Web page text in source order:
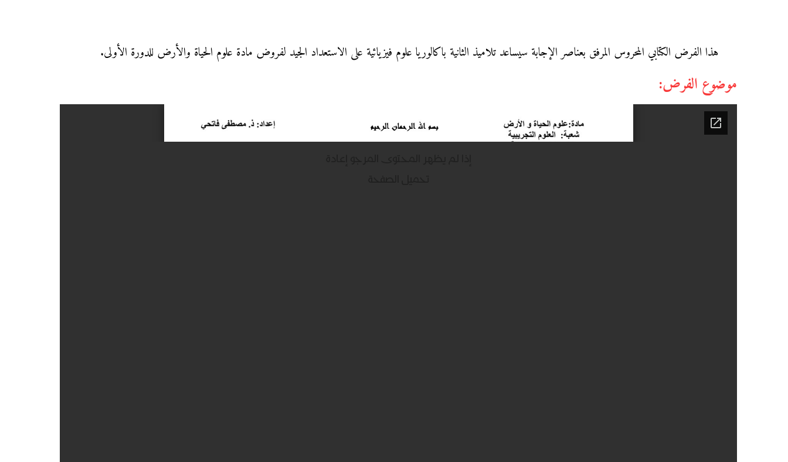
هذا الفرض الكتابي المحروس المرفق بعناصر الإجابة سيساعد تلاميذ الثانية باكالوريا علوم فيزيائية على الاستعداد الجيد لفروض مادة علوم الحياة والأرض للدورة الأولى.
موضوع الفرض: